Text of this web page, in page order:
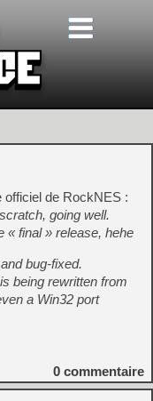
de RockNES :
going well.
« final » release, hehe
bug-fixed.
being rewritten from
a Win32 port
0 commentaire